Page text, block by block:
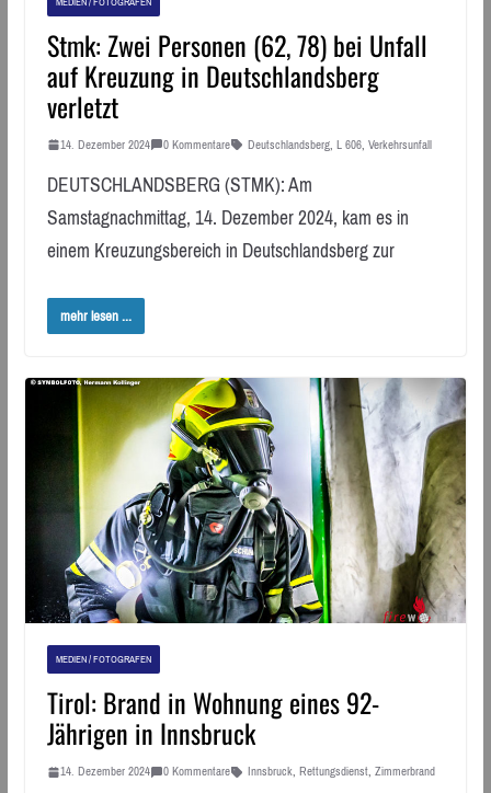
Stmk: Zwei Personen (62, 78) bei Unfall
auf Kreuzung in Deutschlandsberg
verletzt
14. Dezember 2024 0 Kommentare Deutschlandsberg, L 606, Verkehrsunfall
DEUTSCHLANDSBERG (STMK): Am
Samstagnachmittag, 14. Dezember 2024, kam es in
einem Kreuzungsbereich in Deutschlandsberg zur
mehr lesen ...
MEDIEN / FOTOGRAFEN
Tirol: Brand in Wohnung eines 92-
Jährigen in Innsbruck
14. Dezember 2024 0 Kommentare Innsbruck, Rettungsdienst, Zimmerbrand